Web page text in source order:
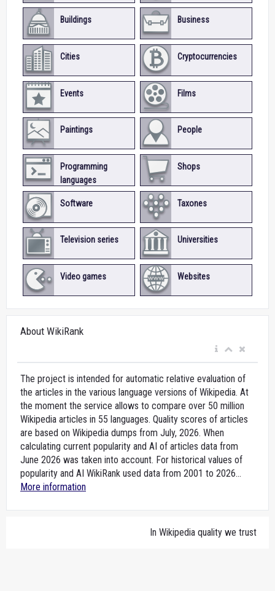
Buildings Business
Cities Cryptocurrencies
Events Films
Paintings People
Programming
languages
Shops
Software Taxones
Television series Universities
Video games Websites
About WikiRank
The project is intended for automatic relative evaluation of
the articles in the various language versions of Wikipedia. At
the moment the service allows to compare over 50 million
Wikipedia articles in 55 languages. Quality scores of articles
are based on Wikipedia dumps from July, 2026. When
calculating current popularity and AI of articles data from
June 2026 was taken into account. For historical values of
popularity and AI WikiRank used data from 2001 to 2026...
More information
In Wikipedia quality we trust